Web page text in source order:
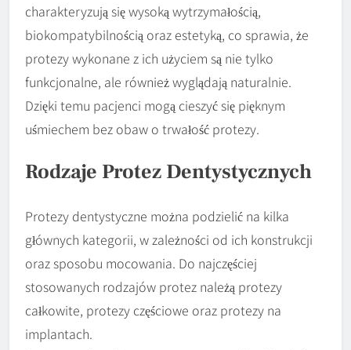
charakteryzują się wysoką wytrzymałością,
biokompatybilnością oraz estetyką, co sprawia, że
protezy wykonane z ich użyciem są nie tylko
funkcjonalne, ale również wyglądają naturalnie.
Dzięki temu pacjenci mogą cieszyć się pięknym
uśmiechem bez obaw o trwałość protezy.
Rodzaje Protez Dentystycznych
Protezy dentystyczne można podzielić na kilka
głównych kategorii, w zależności od ich konstrukcji
oraz sposobu mocowania. Do najczęściej
stosowanych rodzajów protez należą protezy
całkowite, protezy częściowe oraz protezy na
implantach.